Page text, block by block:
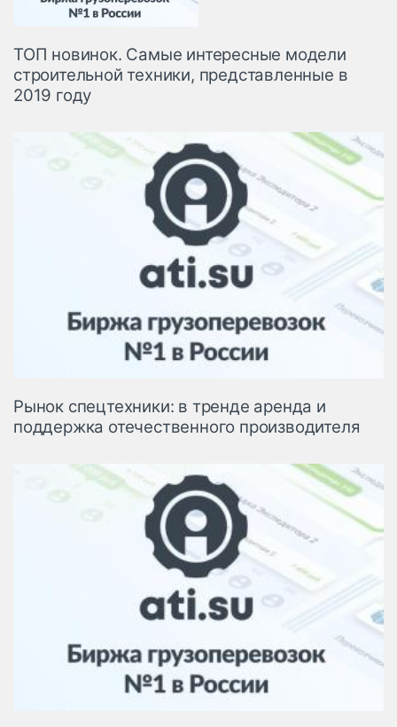
ТОП новинок. Самые интересные модели
строительной техники, представленные в
2019 году
Рынок спецтехники: в тренде аренда и
поддержка отечественного производителя